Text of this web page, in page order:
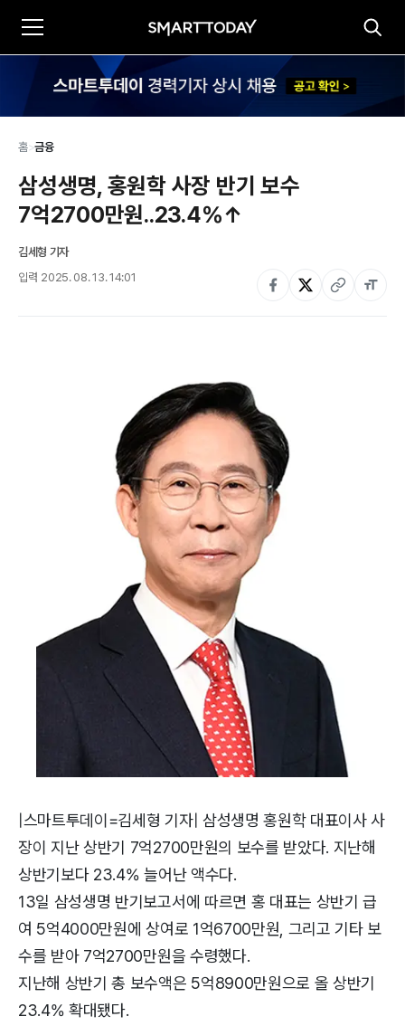
홈>금융
삼성생명, 홍원학 사장 반기 보수
7억2700만원..23.4%↑
김세형 기자
입력 2025. 08. 13. 14:01
|스마트투데이=김세형 기자| 삼성생명 홍원학 대표이사 사
장이 지난 상반기 7억2700만원의 보수를 받았다. 지난해
상반기보다 23.4% 늘어난 액수다.
13일 삼성생명 반기보고서에 따르면 홍 대표는 상반기 급
여 5억4000만원에 상여로 1억6700만원, 그리고 기타 보
수를 받아 7억2700만원을 수령했다.
지난해 상반기 총 보수액은 5억8900만원으로 올 상반기
23.4% 확대됐다.